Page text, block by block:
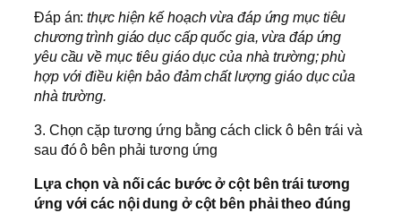
Đáp án:thực hiện kế hoạch vừa đáp ứng mục tiêu
chương trình giáo dục cấp quốc gia, vừa đáp ứng
yêu cầu về mục tiêu giáo dục của nhà trường; phù
hợp với điều kiện bảo đảm chất lượng giáo dục của
nhà trường.
3. Chọn cặp tương ứng bằng cách click ô bên trái và
sau đó ô bên phải tương ứng
Lựa chọn và nối các bước ở cột bên trái tương
ứng với các nội dung ở cột bên phải theo đúng